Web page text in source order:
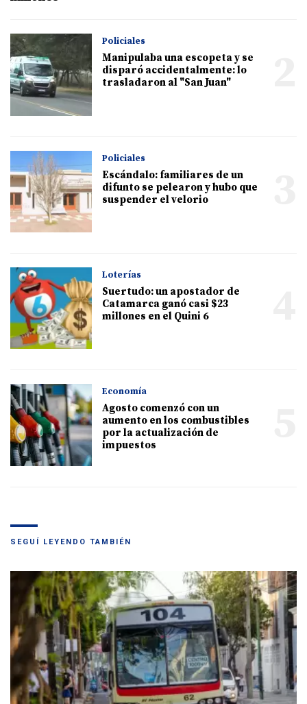
Policiales
Manipulaba una escopeta y se
disparó accidentalmente: lo
trasladaron al "San Juan"
Policiales
Escándalo: familiares de un
difunto se pelearon y hubo que
suspender el velorio
Loterías
Suertudo: un apostador de
Catamarca ganó casi $23
millones en el Quini 6
Economía
Agosto comenzó con un
aumento en los combustibles
por la actualización de
impuestos
SEGUÍ LEYENDO TAMBIÉN